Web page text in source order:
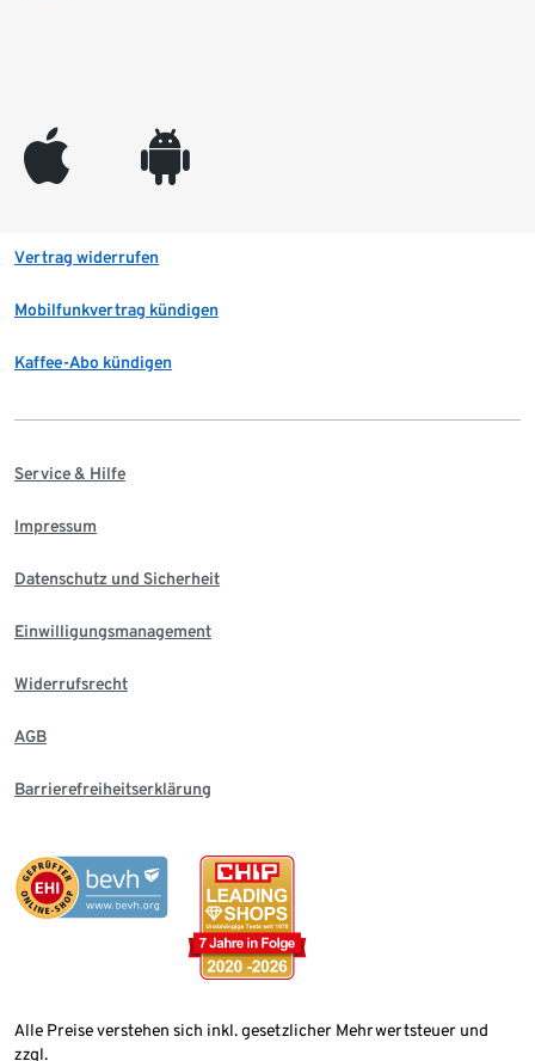
appleinc android
Vertrag widerrufen
Mobilfunkvertrag kündigen
Kaffee-Abo kündigen
Service & Hilfe
Impressum
Datenschutz und Sicherheit
Einwilligungsmanagement
Widerrufsrecht
AGB
Barrierefreiheitserklärung
Alle Preise verstehen sich inkl. gesetzlicher Mehrwertsteuer und
zzgl.